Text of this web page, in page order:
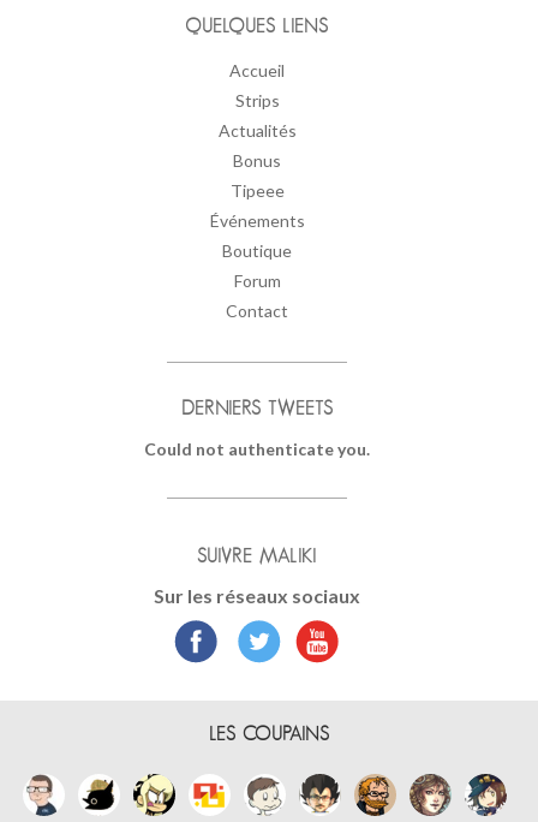
QUELQUES LIENS
Accueil
Strips
Actualités
Bonus
Tipeee
Événements
Boutique
Forum
Contact
DERNIERS TWEETS
Could not authenticate you.
SUIVRE MALIKI
Sur les réseaux sociaux
LES COUPAINS